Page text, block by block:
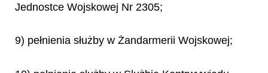
Jednostce Wojskowej Nr 2305;
9) pełnienia służby w Żandarmerii Wojskowej;